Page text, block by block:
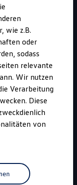
an in:
wie z.B.
oder
sodass
relevante
Wir nutzen
Verarbeitung
Diese
von